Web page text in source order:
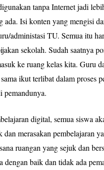
tanpa Internet jadi
ada. Isi konten yang mengisi
administasi TU. Semua itu
sekolah. Sudah saatnya
ke ruang kelas kita. Guru
ikut terlibat dalam proses
pemandunya.
digital, semua siswa
dan merasakan pembelajaran
ruangan yang sejuk dan
dengan baik dan tidak ada